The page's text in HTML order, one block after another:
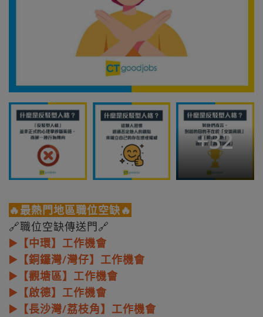
+32
🔥最熱門地區職位空缺🔥
🔗職位空缺傳送門🔗
▶️【中環】工作機會
▶️【銅鑼灣/灣仔】工作機會
▶️【觀塘區】工作機會
▶️【啟德】工作機會
▶️【長沙灣/荔枝角】工作機會